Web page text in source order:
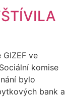
ve
komise
bylo
bank a